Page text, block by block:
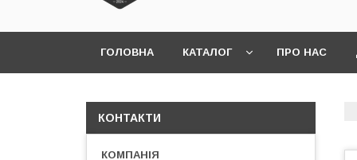
ГОЛОВНА КАТАЛОГ ПРО НАС
КОНТАКТИ